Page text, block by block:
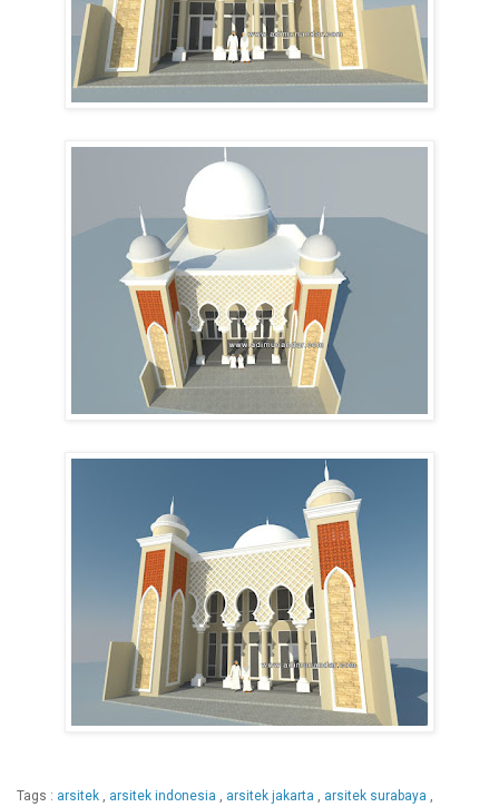
Tags : arsitek , arsitek indonesia , arsitek jakarta , arsitek surabaya ,